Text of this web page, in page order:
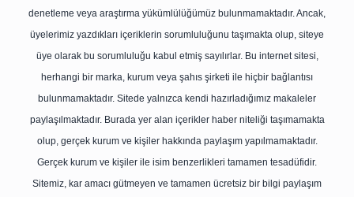
denetleme veya araştırma yükümlülüğümüz bulunmamaktadır. Ancak,
üyelerimiz yazdıkları içeriklerin sorumluluğunu taşımakta olup, siteye
üye olarak bu sorumluluğu kabul etmiş sayılırlar. Bu internet sitesi,
herhangi bir marka, kurum veya şahıs şirketi ile hiçbir bağlantısı
bulunmamaktadır. Sitede yalnızca kendi hazırladığımız makaleler
paylaşılmaktadır. Burada yer alan içerikler haber niteliği taşımamakta
olup, gerçek kurum ve kişiler hakkında paylaşım yapılmamaktadır.
Gerçek kurum ve kişiler ile isim benzerlikleri tamamen tesadüfidir.
Sitemiz, kar amacı gütmeyen ve tamamen ücretsiz bir bilgi paylaşım